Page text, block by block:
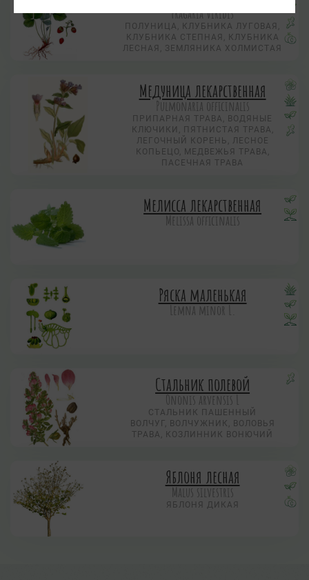
Fragaria viridis
ПОЛУНИЦА, КЛУБНИКА ЛУГОВАЯ,
КЛУБНИКА СТЕПНАЯ, КЛУБНИКА
ЛЕСНАЯ, ЗЕМЛЯНИКА ХОЛМИСТАЯ
Медуница лекарственная
Pulmonaria officinalis
ПРИПАРНАЯ ТРАВА, ВОДЯНЫЕ
КЛЮЧИКИ, ПЯТНИСТАЯ ТРАВА,
ЛЕГОЧНЫЙ КОРЕНЬ, ЛЕСНОЕ
КОПЬЕЦО, МЕДВЕЖЬЯ ТРАВА,
ПАСЕЧНАЯ ТРАВА
Мелисса лекарственная
Melissa officinalis
Ряска маленькая
Lemna minor L.
Стальник полевой
Ononis arvensis L
СТАЛЬНИК ПАШЕННЫЙ
ВОЛЧУГ, ВОЛЧУЖНИК, ВОЛОВЬЯ
ТРАВА, КОЗЛИННИК ВОНЮЧИЙ
Яблоня лесная
Malus silvestris
ЯБЛОНЯ ДИКАЯ